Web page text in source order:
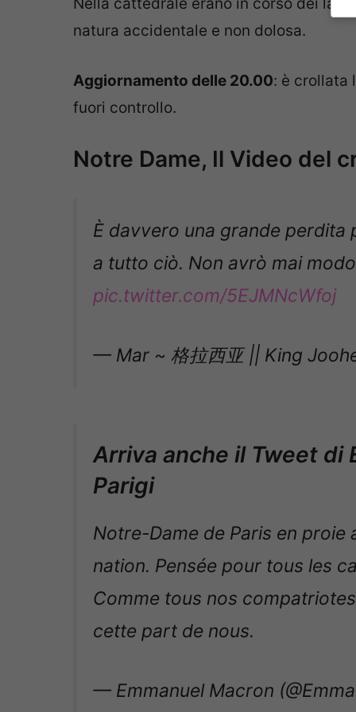
Nella cattedrale erano in corso dei
natura accidentale e non dolosa.
Aggiornamento delle 20.00: è crollata
fuori controllo.
Notre Dame, Il Video del
È davvero una grande perdita
a tutto ciò. Non avrò mai
pic.twitter.com/5EJMNcWfoj
— Mar ~ 格拉西亚 || King
Arriva anche il Tweet di
Parigi
Notre-Dame de Paris en proie
nation. Pensée pour tous les
Comme tous nos